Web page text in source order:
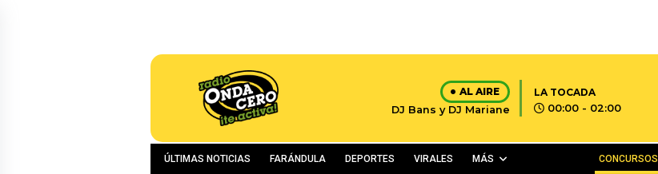
AL AIRE
DJ Bans y DJ Mariane
LA TOCADA
00:00 - 02:00
ÚLTIMAS NOTICIAS FARÁNDULA DEPORTES VIRALES MÁS CONCURSOS